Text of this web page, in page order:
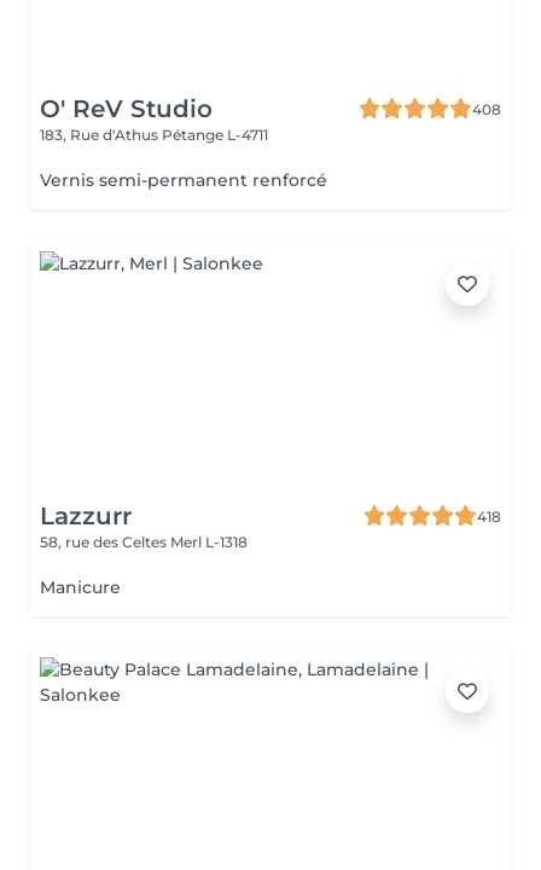
O' ReV Studio
408
183, Rue d'Athus Pétange L-4711
Vernis semi-permanent renforcé
Lazzurr
418
58, rue des Celtes Merl L-1318
Manicure